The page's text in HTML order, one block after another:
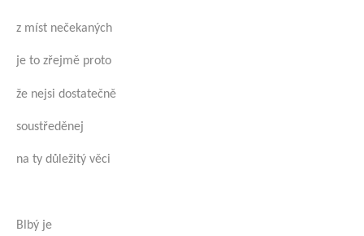
z míst nečekaných
je to zřejmě proto
že nejsi dostatečně
soustředěnej
na ty důležitý věci
Blbý je